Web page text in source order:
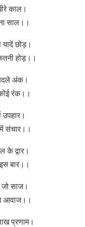
काल।
साल।।
छोड़।
होड़।।
अंक।
रंक।।
संचार।।
के द्वार।
बार।।
साज।
आवाज।।
प्रणाम।